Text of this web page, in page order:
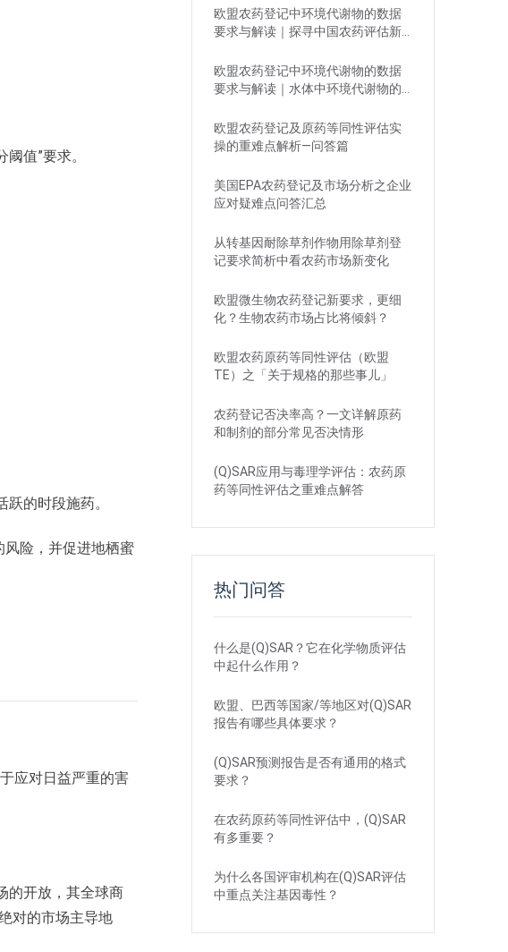
值”要求。
的时段施药。
险，并促进地栖蜜
应对日益严重的害
的开放，其全球商
对的市场主导地
欧盟农药登记中环境代谢物的数据
要求与解读｜探寻中国农药评估新
欧盟农药登记中环境代谢物的数据
要求与解读｜水体中环境代谢物的
欧盟农药登记及原药等同性评估实
操的重难点解析—问答篇
美国EPA农药登记及市场分析之企业
应对疑难点问答汇总
从转基因耐除草剂作物用除草剂登
记要求简析中看农药市场新变化
欧盟微生物农药登记新要求，更细
化？生物农药市场占比将倾斜？
欧盟农药原药等同性评估（欧盟
TE）之「关于规格的那些事儿」
农药登记否决率高？一文详解原药
和制剂的部分常见否决情形
(Q)SAR应用与毒理学评估：农药原
药等同性评估之重难点解答
热门问答
什么是(Q)SAR？它在化学物质评估
中起什么作用？
欧盟、巴西等国家/等地区对(Q)SAR
报告有哪些具体要求？
(Q)SAR预测报告是否有通用的格式
要求？
在农药原药等同性评估中，(Q)SAR
有多重要？
为什么各国评审机构在(Q)SAR评估
中重点关注基因毒性？